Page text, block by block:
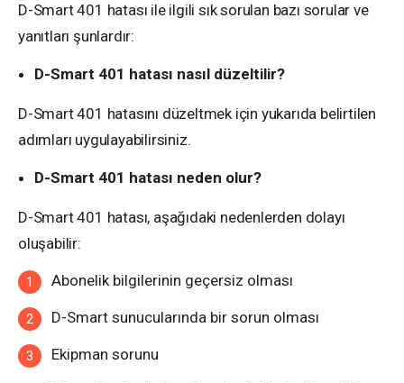
D-Smart 401 hatası ile ilgili sık sorulan bazı sorular ve
yanıtları şunlardır:
D-Smart 401 hatası nasıl düzeltilir?
D-Smart 401 hatasını düzeltmek için yukarıda belirtilen
adımları uygulayabilirsiniz.
D-Smart 401 hatası neden olur?
D-Smart 401 hatası, aşağıdaki nedenlerden dolayı
oluşabilir:
Abonelik bilgilerinin geçersiz olması
D-Smart sunucularında bir sorun olması
Ekipman sorunu